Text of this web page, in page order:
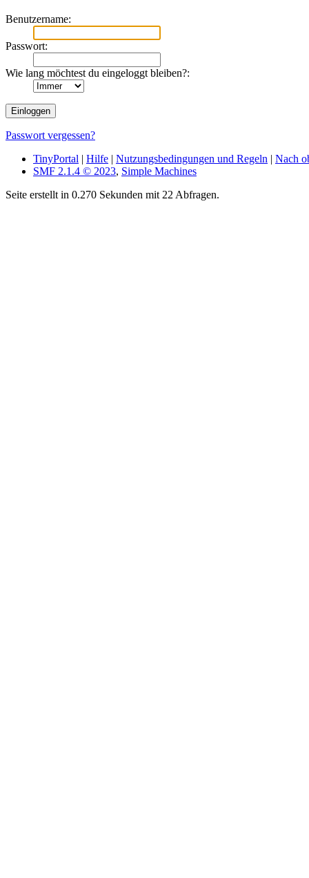
Benutzername:
Passwort:
Wie lang möchtest du eingeloggt bleiben?:
Passwort vergessen?
TinyPortal | Hilfe | Nutzungsbedingungen und Regeln | Nach
SMF 2.1.4 © 2023, Simple Machines
Seite erstellt in 0.270 Sekunden mit 22 Abfragen.